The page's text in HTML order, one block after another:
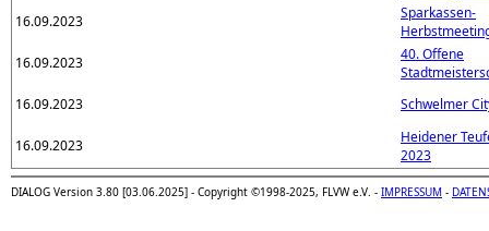
16.09.2023
Sparkassen-
16.09.2023
40. Offene
16.09.2023
Schwelmer
16.09.2023
Heidener
2023
DIALOG Version 3.80 [03.06.2025] - Copyright ©1998-2025, FLVW e.V. - IMPRESSUM -